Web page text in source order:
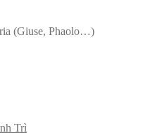
(Giuse, Phaolo…)
Trì